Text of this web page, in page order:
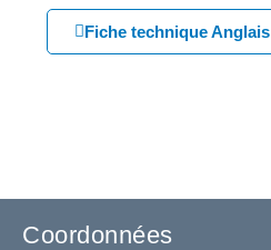
Fiche technique Anglais
Coordonnées